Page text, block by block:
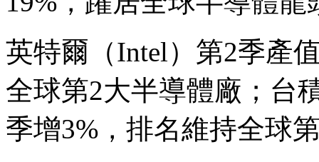
英特爾（Intel）第2季產
全球第2大半導體廠；台
季增3%，排名維持全球